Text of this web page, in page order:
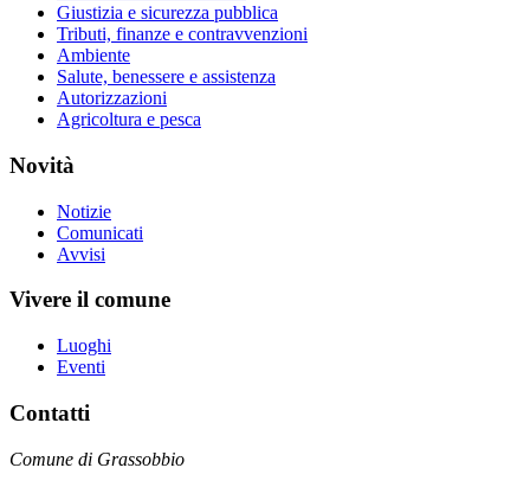
Giustizia e sicurezza pubblica
Tributi, finanze e contravvenzioni
Ambiente
Salute, benessere e assistenza
Autorizzazioni
Agricoltura e pesca
Novità
Notizie
Comunicati
Avvisi
Vivere il comune
Luoghi
Eventi
Contatti
Comune di Grassobbio